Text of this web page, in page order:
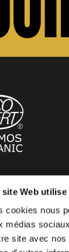
site Web
cookies nous
médias
site avec
un véritable
HOTEL et